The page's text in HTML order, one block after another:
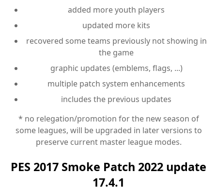
added more youth players
updated more kits
recovered some teams previously not showing in
the game
graphic updates (emblems, flags, ...)
multiple patch system enhancements
includes the previous updates
* no relegation/promotion for the new season of
some leagues, will be upgraded in later versions to
preserve current master league modes.
PES 2017 Smoke Patch 2022 update
17.4.1